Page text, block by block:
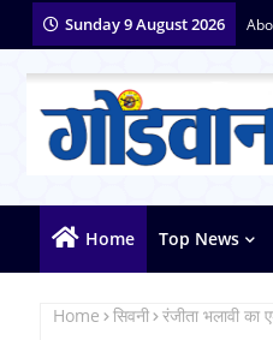
Sunday 9 August 2026
Home Top News
Home सिवनी रंजीता भलावी